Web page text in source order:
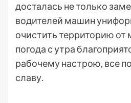
досталась не только
водителей машин
очистить территорию от
погода с утра
рабочему настрою, все
славу.